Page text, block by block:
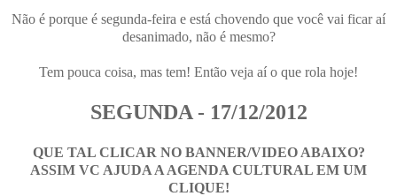
Não é porque é segunda-feira e está chovendo que você vai ficar aí
desanimado, não é mesmo?
Tem pouca coisa, mas tem! Então veja aí o que rola hoje!
SEGUNDA - 17/12/2012
QUE TAL CLICAR NO BANNER/VIDEO ABAIXO?
ASSIM VC AJUDA A AGENDA CULTURAL EM UM
CLIQUE!